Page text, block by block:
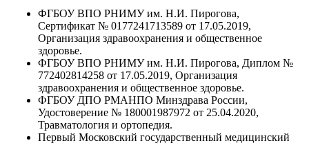
ФГБОУ ВПО РНИМУ им. Н.И. Пирогова,
Сертификат № 0177241713589 от 17.05.2019,
Организация здравоохранения и общественное
здоровье.
ФГБОУ ВПО РНИМУ им. Н.И. Пирогова, Диплом №
772402814258 от 17.05.2019, Организация
здравоохранения и общественное здоровье.
ФГБОУ ДПО РМАНПО Минздрава России,
Удостоверение № 180001987972 от 25.04.2020,
Травматология и ортопедия.
Первый Московский государственный медицинский